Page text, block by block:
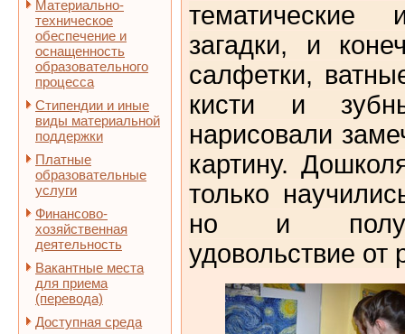
Материально-
техническое
обеспечение и
оснащенность
образовательного
процесса
Стипендии и иные
виды материальной
поддержки
Платные
образовательные
услуги
Финансово-
хозяйственная
деятельность
Вакантные места
для приема
(перевода)
Доступная среда
тематические
загадки,
и
салфетки,
кисти и
нарисовали
картину.
только
но и
удовольствие от